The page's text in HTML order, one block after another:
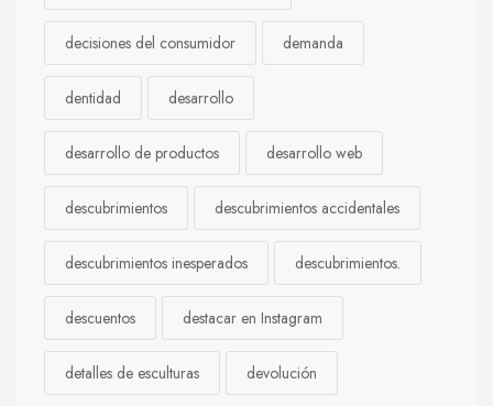
decisiones del consumidor demanda
dentidad desarrollo
desarrollo de productos desarrollo web
descubrimientos descubrimientos accidentales
descubrimientos inesperados descubrimientos.
descuentos destacar en Instagram
detalles de esculturas devolución